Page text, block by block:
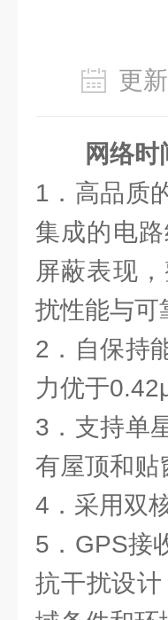
更
网络
1．高品质
集成的电
屏蔽表现
扰性能与可
2．自保持
力优于
3．支持单
有屋顶和贴
4．采用双
5．GPS接
抗干扰设